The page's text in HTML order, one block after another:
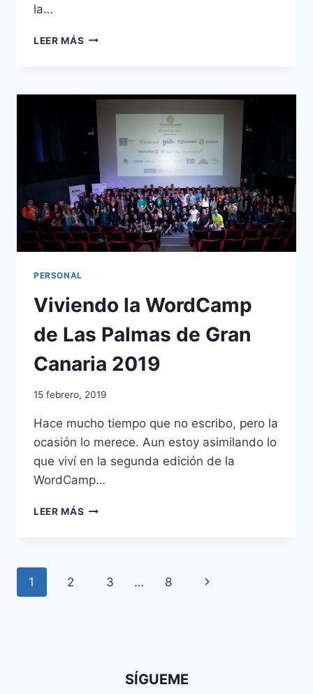
la…
LEER MÁS CREA
BASE
FOUNDATION
UNDERSCORES
PERSONAL
Viviendo la WordCamp
de Las Palmas de Gran
Canaria 2019
15 febrero, 2019
Hace mucho tiempo que no escribo, pero la
ocasión lo merece. Aun estoy asimilando lo
que viví en la segunda edición de la
WordCamp…
LEER MÁS VIVIENDO
PALMAS
Navegación
1 2 3 … 8
Siguiente
SÍGUEME